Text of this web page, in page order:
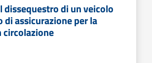
dissequestro di un veicolo
assicurazione per la
circolazione